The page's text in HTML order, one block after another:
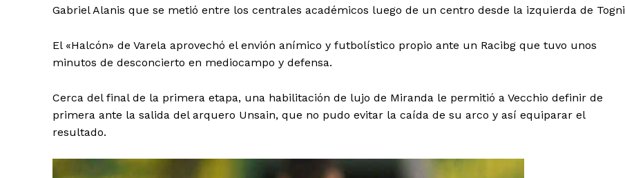
Gabriel Alanis que se metió entre los centrales académicos luego de un centro desde la izquierda de Togni
El «Halcón» de Varela aprovechó el envión anímico y futbolístico propio ante un Racibg que tuvo unos
minutos de desconcierto en mediocampo y defensa.
Cerca del final de la primera etapa, una habilitación de lujo de Miranda le permitió a Vecchio definir de
primera ante la salida del arquero Unsain, que no pudo evitar la caída de su arco y así equiparar el
resultado.